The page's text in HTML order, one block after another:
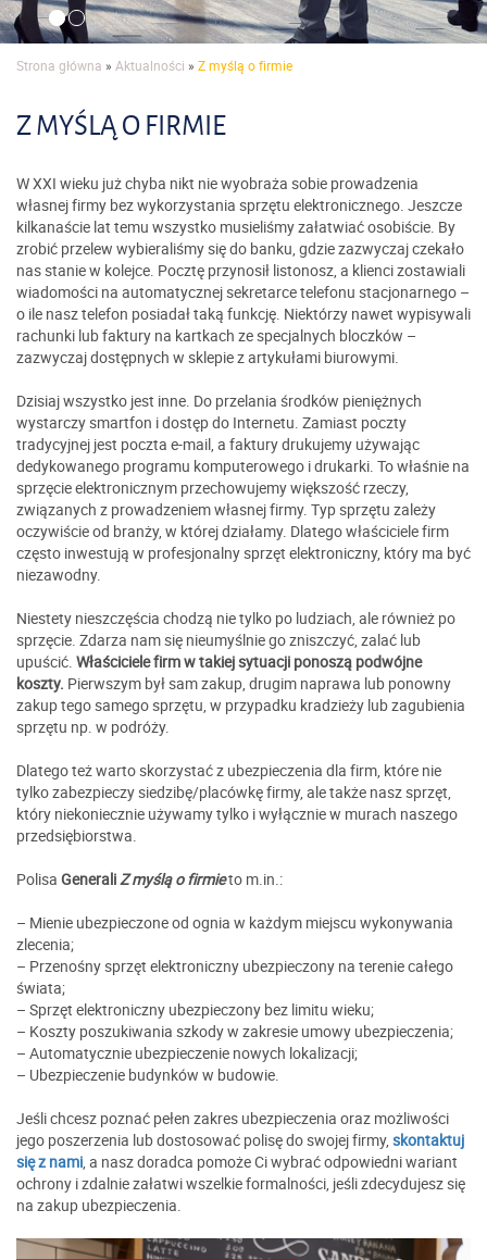
Strona główna » Aktualności » Z myślą o firmie
Z MYŚLĄ O FIRMIE
W XXI wieku już chyba nikt nie wyobraża sobie prowadzenia
własnej firmy bez wykorzystania sprzętu elektronicznego. Jeszcze
kilkanaście lat temu wszystko musieliśmy załatwiać osobiście. By
zrobić przelew wybieraliśmy się do banku, gdzie zazwyczaj czekało
nas stanie w kolejce. Pocztę przynosił listonosz, a klienci zostawiali
wiadomości na automatycznej sekretarce telefonu stacjonarnego –
o ile nasz telefon posiadał taką funkcję. Niektórzy nawet wypisywali
rachunki lub faktury na kartkach ze specjalnych bloczków –
zazwyczaj dostępnych w sklepie z artykułami biurowymi.
Dzisiaj wszystko jest inne. Do przelania środków pieniężnych
wystarczy smartfon i dostęp do Internetu. Zamiast poczty
tradycyjnej jest poczta e-mail, a faktury drukujemy używając
dedykowanego programu komputerowego i drukarki. To właśnie na
sprzęcie elektronicznym przechowujemy większość rzeczy,
związanych z prowadzeniem własnej firmy. Typ sprzętu zależy
oczywiście od branży, w której działamy. Dlatego właściciele firm
często inwestują w profesjonalny sprzęt elektroniczny, który ma być
niezawodny.
Niestety nieszczęścia chodzą nie tylko po ludziach, ale również po
sprzęcie. Zdarza nam się nieumyślnie go zniszczyć, zalać lub
upuścić. Właściciele firm w takiej sytuacji ponoszą podwójne
koszty. Pierwszym był sam zakup, drugim naprawa lub ponowny
zakup tego samego sprzętu, w przypadku kradzieży lub zagubienia
sprzętu np. w podróży.
Dlatego też warto skorzystać z ubezpieczenia dla firm, które nie
tylko zabezpieczy siedzibę/placówkę firmy, ale także nasz sprzęt,
który niekoniecznie używamy tylko i wyłącznie w murach naszego
przedsiębiorstwa.
Polisa GeneraliZ myślą o firmieto m.in.:
– Mienie ubezpieczone od ognia w każdym miejscu wykonywania
zlecenia;
– Przenośny sprzęt elektroniczny ubezpieczony na terenie całego
świata;
– Sprzęt elektroniczny ubezpieczony bez limitu wieku;
– Koszty poszukiwania szkody w zakresie umowy ubezpieczenia;
– Automatycznie ubezpieczenie nowych lokalizacji;
– Ubezpieczenie budynków w budowie.
Jeśli chcesz poznać pełen zakres ubezpieczenia oraz możliwości
jego poszerzenia lub dostosować polisę do swojej firmy, skontaktuj
się z nami, a nasz doradca pomoże Ci wybrać odpowiedni wariant
ochrony i zdalnie załatwi wszelkie formalności, jeśli zdecydujesz się
na zakup ubezpieczenia.